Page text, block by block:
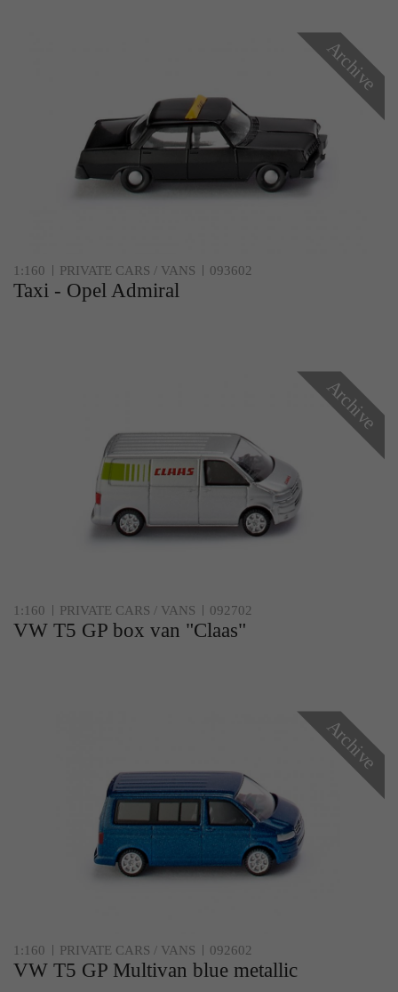
Archive
1:160 PRIVATE CARS / VANS 093602
Taxi - Opel Admiral
Archive
1:160 PRIVATE CARS / VANS 092702
VW T5 GP box van "Claas"
Archive
1:160 PRIVATE CARS / VANS 092602
VW T5 GP Multivan blue metallic